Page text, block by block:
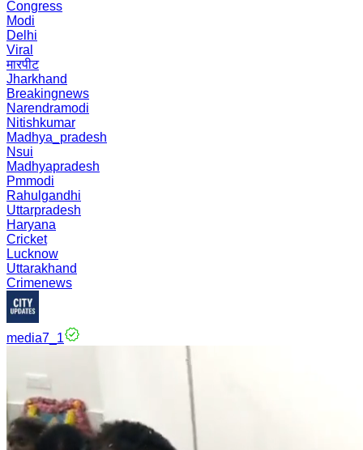
Congress
Modi
Delhi
Viral
मारपीट
Jharkhand
Breakingnews
Narendramodi
Nitishkumar
Madhya_pradesh
Nsui
Madhyapradesh
Pmmodi
Rahulgandhi
Uttarpradesh
Haryana
Cricket
Lucknow
Uttarakhand
Crimenews
media7_1